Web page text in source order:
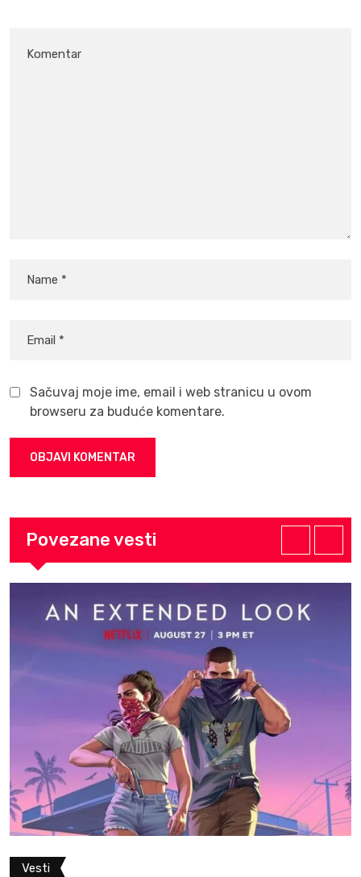
Sačuvaj moje ime, email i web stranicu u ovom
browseru za buduće komentare.
Povezane vesti
Vesti